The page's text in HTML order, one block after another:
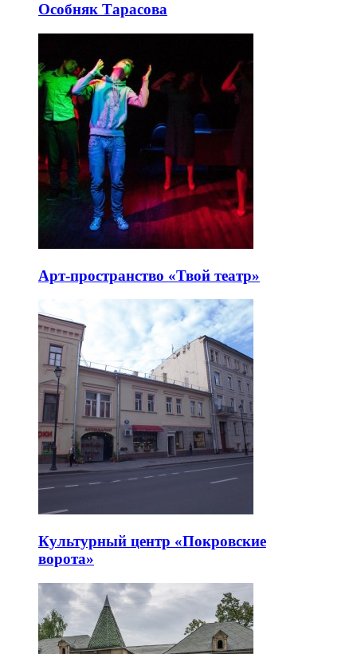
Особняк Тарасова
Арт-пространство «Твой театр»
Культурный центр «Покровские
ворота»